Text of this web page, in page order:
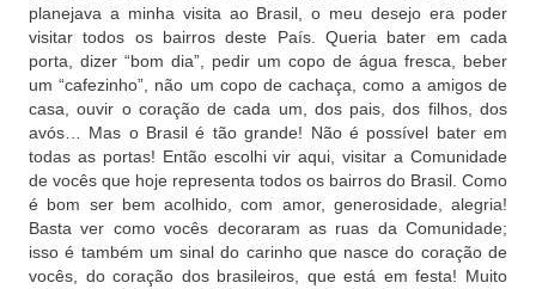
planejava a minha visita ao Brasil, o meu desejo era poder
visitar todos os bairros deste País. Queria bater em cada
porta, dizer “bom dia”, pedir um copo de água fresca, beber
um “cafezinho”, não um copo de cachaça, como a amigos de
casa, ouvir o coração de cada um, dos pais, dos filhos, dos
avós… Mas o Brasil é tão grande! Não é possível bater em
todas as portas! Então escolhi vir aqui, visitar a Comunidade
de vocês que hoje representa todos os bairros do Brasil. Como
é bom ser bem acolhido, com amor, generosidade, alegria!
Basta ver como vocês decoraram as ruas da Comunidade;
isso é também um sinal do carinho que nasce do coração de
vocês, do coração dos brasileiros, que está em festa! Muito